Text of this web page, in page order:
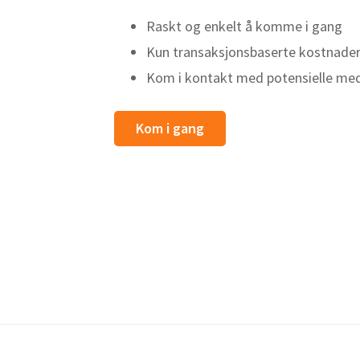
Raskt og enkelt å komme i gang
Kun transaksjonsbaserte kostnader
Kom i kontakt med potensielle
Kom i gang